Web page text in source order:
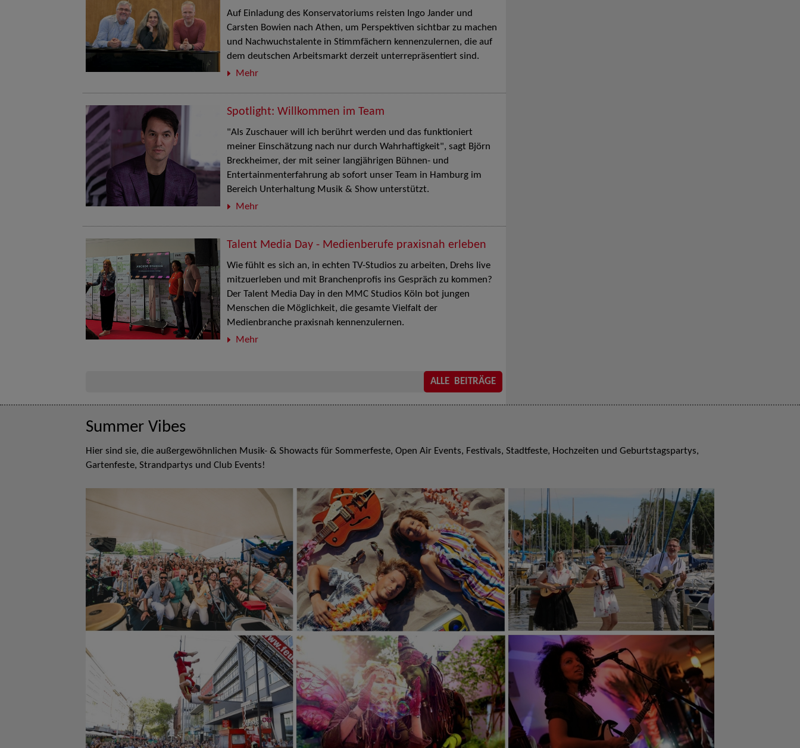
Auf Einladung des Konservatoriums reisten Ingo Jander und
Carsten Bowien nach Athen, um Perspektiven sichtbar zu machen
und Nachwuchstalente in Stimmfächern kennenzulernen, die auf
dem deutschen Arbeitsmarkt derzeit unterrepräsentiert sind.
Mehr
Spotlight: Willkommen im Team
"Als Zuschauer will ich berührt werden und das funktioniert
meiner Einschätzung nach nur durch Wahrhaftigkeit", sagt Björn
Breckheimer, der mit seiner langjährigen Bühnen- und
Entertainmenterfahrung ab sofort unser Team in Hamburg im
Bereich Unterhaltung Musik & Show unterstützt.
Mehr
Talent Media Day - Medienberufe praxisnah erleben
Wie fühlt es sich an, in echten TV-Studios zu arbeiten, Drehs live
mitzuerleben und mit Branchenprofis ins Gespräch zu kommen?
Der Talent Media Day in den MMC Studios Köln bot jungen
Menschen die Möglichkeit, die gesamte Vielfalt der
Medienbranche praxisnah kennenzulernen.
Mehr
ALLE BEITRÄGE
Summer Vibes
Hier sind sie, die außergewöhnlichen Musik- & Showacts für Sommerfeste, Open Air Events, Festivals, Stadtfeste, Hochzeiten und Geburtstagspartys,
Gartenfeste, Strandpartys und Club Events!